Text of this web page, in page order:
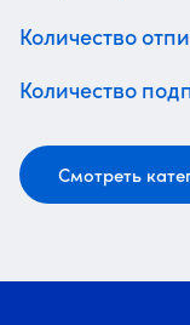
Количество
Количество
Смотреть